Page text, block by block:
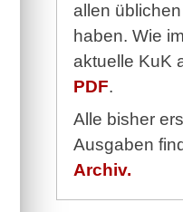
allen üblichen
haben. Wie
aktuelle KuK
PDF.
Alle bisher
Ausgaben
Archiv.